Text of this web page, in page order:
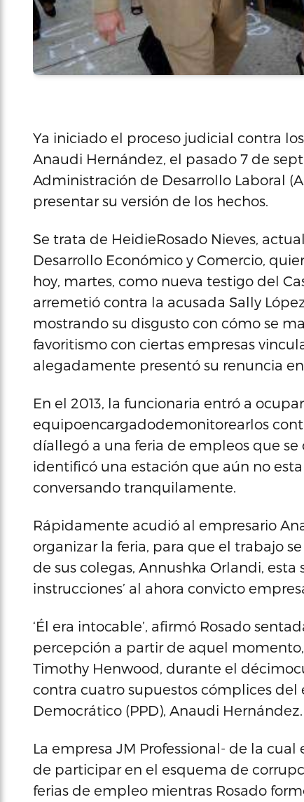
Ya iniciado el proceso judicial contra
Anaudi Hernández, el pasado 7 de
Administración de Desarrollo Laboral
presentar su versión de los hechos.
Se trata de HeidieRosado Nieves,
Desarrollo Económico y Comercio,
hoy, martes, como nueva testigo del
arremetió contra la acusada Sally
mostrando su disgusto con cómo se
favoritismo con ciertas empresas
alegadamente presentó su renuncia
En el 2013, la funcionaria entró a
equipoencargadodemonitorearlos
díallegó a una feria de empleos que se
identificó una estación que aún no
conversando tranquilamente.
Rápidamente acudió al empresario
organizar la feria, para que el trabajo
de sus colegas, Annushka Orlandi,
instrucciones’ al ahora convicto
‘Él era intocable’, afirmó Rosado
percepción a partir de aquel
Timothy Henwood, durante el
contra cuatro supuestos cómplices
Democrático (PPD), Anaudi Hernández.
La empresa JM Professional- de la
de participar en el esquema de
ferias de empleo mientras Rosado